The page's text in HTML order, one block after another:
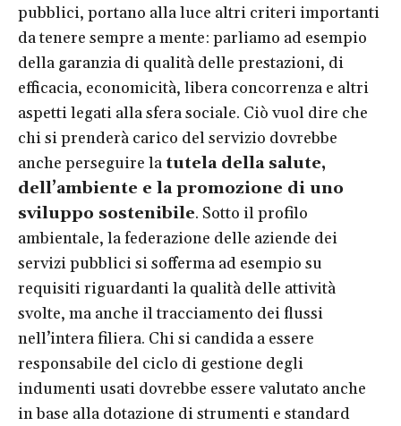
pubblici, portano alla luce altri criteri importanti
da tenere sempre a mente: parliamo ad esempio
della garanzia di qualità delle prestazioni, di
efficacia, economicità, libera concorrenza e altri
aspetti legati alla sfera sociale. Ciò vuol dire che
chi si prenderà carico del servizio dovrebbe
anche perseguire la tutela della salute,
dell’ambiente e la promozione di uno
sviluppo sostenibile. Sotto il profilo
ambientale, la federazione delle aziende dei
servizi pubblici si sofferma ad esempio su
requisiti riguardanti la qualità delle attività
svolte, ma anche il tracciamento dei flussi
nell’intera filiera. Chi si candida a essere
responsabile del ciclo di gestione degli
indumenti usati dovrebbe essere valutato anche
in base alla dotazione di strumenti e standard